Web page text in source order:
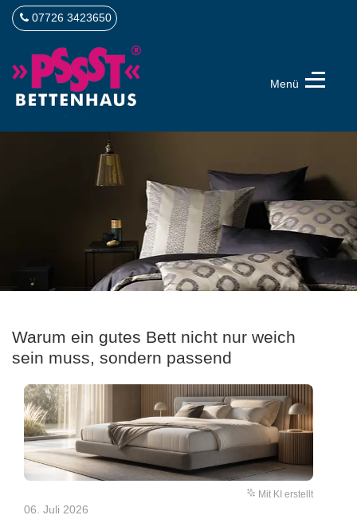
07726 3423650
Menü
Warum ein gutes Bett nicht nur weich
sein muss, sondern passend
Mit KI erstellt
06. Juli 2026